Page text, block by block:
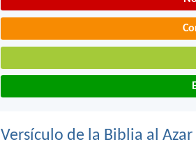
Versículo de la Biblia al Azar